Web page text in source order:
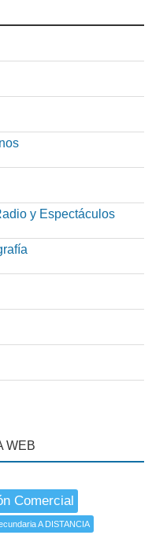
y Espectáculos
WEB
Comercial
A DISTANCIA